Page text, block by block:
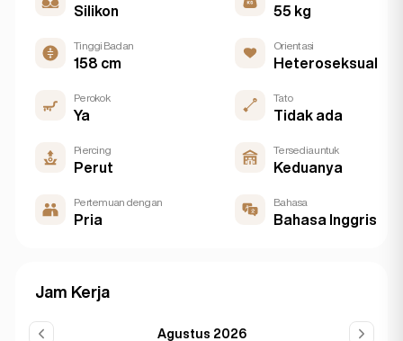
Silikon 55 kg
Tinggi Badan
158 cm
Orientasi
Heteroseksual
Perokok
Ya
Tato
Tidak ada
Piercing
Perut
Tersedia untuk
Keduanya
Pertemuan dengan
Pria
Bahasa
Bahasa Inggris
Jam Kerja
Agustus 2026